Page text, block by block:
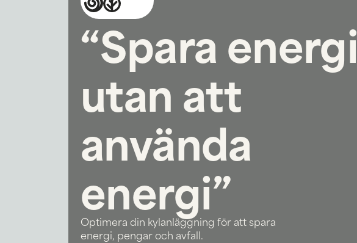
“Spara energi
utan att
använda
energi”
Optimera din kylanläggning för att spara
energi, pengar och avfall.